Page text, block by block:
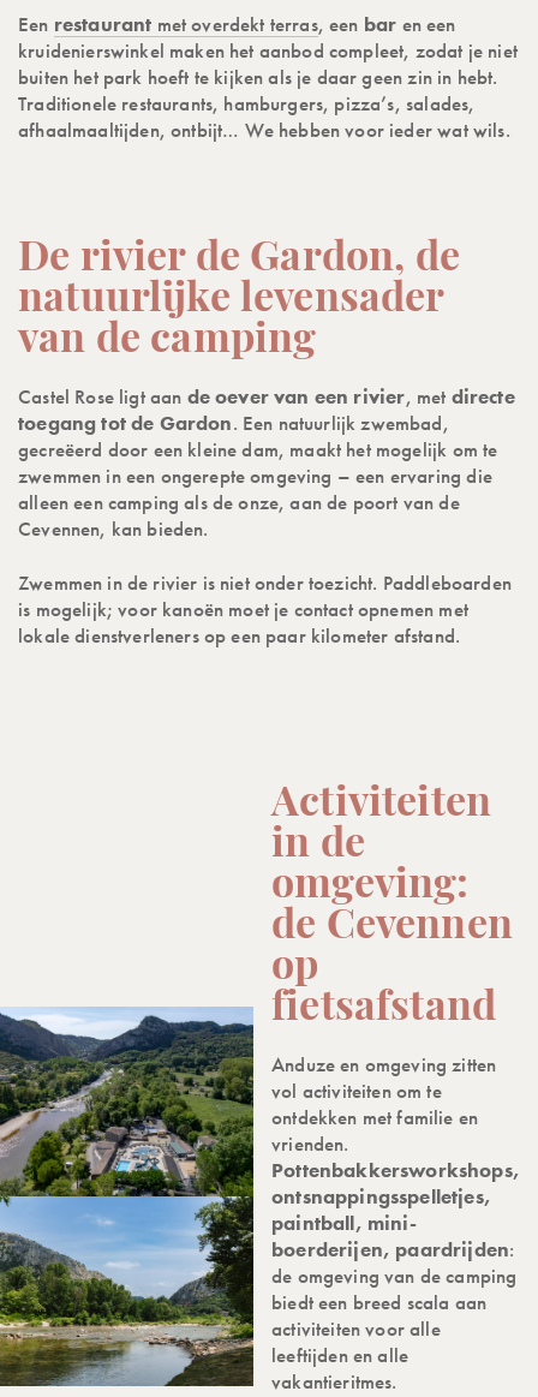
Een restaurant met overdekt terras, een bar en een
kruidenierswinkel maken het aanbod compleet, zodat je niet
buiten het park hoeft te kijken als je daar geen zin in hebt.
Traditionele restaurants, hamburgers, pizza’s, salades,
afhaalmaaltijden, ontbijt… We hebben voor ieder wat wils.
De rivier de Gardon, de
natuurlijke levensader
van de camping
Castel Rose ligt aan de oever van een rivier, met directe
toegang tot de Gardon. Een natuurlijk zwembad,
gecreëerd door een kleine dam, maakt het mogelijk om te
zwemmen in een ongerepte omgeving – een ervaring die
alleen een camping als de onze, aan de poort van de
Cevennen, kan bieden.
Zwemmen in de rivier is niet onder toezicht. Paddleboarden
is mogelijk; voor kanoën moet je contact opnemen met
lokale dienstverleners op een paar kilometer afstand.
Activiteiten
in de
omgeving:
de Cevennen
op
fietsafstand
Anduze en omgeving zitten
vol activiteiten om te
ontdekken met familie en
vrienden.
Pottenbakkersworkshops,
ontsnappingsspelletjes,
paintball, mini-
boerderijen, paardrijden:
de omgeving van de camping
biedt een breed scala aan
activiteiten voor alle
leeftijden en alle
vakantieritmes.